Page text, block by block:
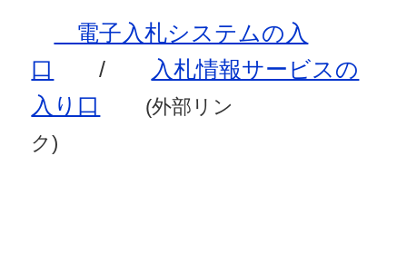
電子入札システムの入
口
/
入札情報サービスの
入り口
(外部リン
ク)